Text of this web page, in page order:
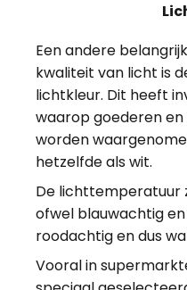
Een andere
kwaliteit van licht is
lichtkleur. Dit heeft
waarop goederen
worden
hetzelfde als wit.
De lichttemperatuur
ofwel blauwachtig
roodachtig en dus
Vooral in